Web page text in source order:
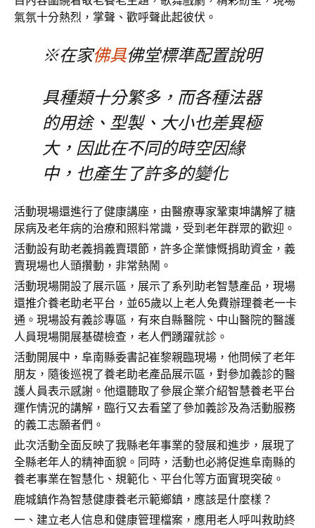
氣氛十分熱烈，掌聲、歡呼聲此起彼伏。
※在家佛具佛堂標準配置說明
具種類十分繁多，而各種法器
的用途、型製、大小也差異極
大，因此在不同的時空因緣
中，也產生了許多的變化
活動現場還進行了健康講座，由醫療專家鞏東坤講解了糖
尿病及老年病的治療和照料常識，受到老年群眾的歡迎。
活動設有助老義捐義賣環節，許多企業慷慨捐助資金，義
賣現場也人頭攢動，非常熱鬧。
活動現場開設了展示區，展示了系列助老智慧產品，現場
還推介養老助老平台，並65歲以上老人免費辦理養老一卡
通。現場設有義診專區，有來自縣醫院、中山醫院的醫護
人員現場開展基礎檢查，老人們踴躍就診。
活動開展中，阜南縣委書記崔黎親臨現場，他問候了老年
朋友，隨後巡視了養老助老產品展示區，對參加義診的醫
護人員表示感謝。他還聽取了參展企業介紹智慧養老平台
運作情況的講解，臨行又去看望了參加義診及為活動服務
的義工志願者們。
此次活動全面反映了我縣老年事業的發展和進步，展現了
全縣老年人的精神面貌。同時，活動也必將促進阜南縣的
養老事業在智慧化、規範化、平台化等方面實現突破。
鹿城鎮作為智慧健康養老示範鄉鎮，應該是什麼樣？
一、建立老人信息和健康管理檔案，應用老人呼叫救助終